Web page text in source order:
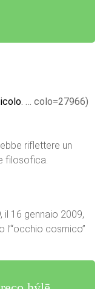
. … colo=27966)
riflettere un
filosofica.
, il 16 gennaio 2009,
cosmico”